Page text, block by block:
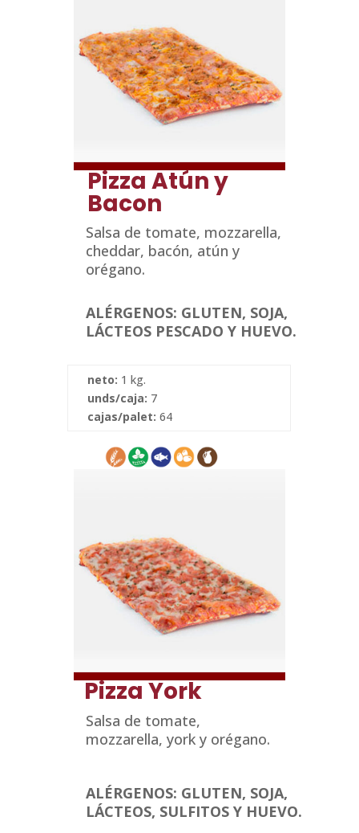
Pizza Atún y
Bacon
Salsa de tomate, mozzarella,
cheddar, bacón, atún y
orégano.
ALÉRGENOS: GLUTEN, SOJA,
LÁCTEOS PESCADO Y HUEVO.
neto: 1 kg.
unds/caja: 7
cajas/palet: 64
Pizza York
Salsa de tomate,
mozzarella, york y orégano.
ALÉRGENOS: GLUTEN, SOJA,
LÁCTEOS, SULFITOS Y HUEVO.